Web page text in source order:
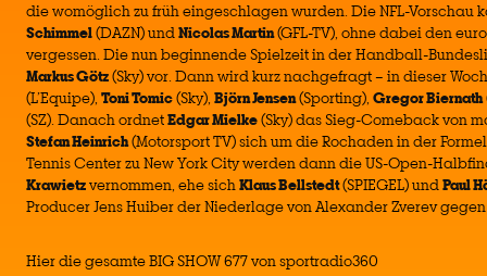
die womöglich zu früh eingeschlagen wurden. Die NFL-Vorschau
Schimmel(DAZN) undNicolas Martin(GFL-TV), ohne dabei den
vergessen. Die nun beginnende Spielzeit in der Handball-
Markus Götz(Sky) vor. Dann wird kurz nachgefragt – in dieser
(L’Equipe), Toni Tomic(Sky), Björn Jensen(Sporting), Gregor Biernath
(SZ). Danach ordnetEdgar Mielke(Sky) das Sieg-Comeback von
Stefan Heinrich(Motorsport TV) sich um die Rochaden in der
Tennis Center zu New York City werden dann die US-Open-
Krawietzvernommen, ehe sichKlaus Bellstedt(SPIEGEL) undPaul
Producer Jens Huiber der Niederlage von Alexander Zverev
Hier die gesamte BIG SHOW 677 von sportradio360